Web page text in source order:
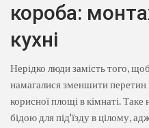
короба:
кухні
Нерідко люди замість того,
намагалися зменшити
корисної площі в кімнаті.
бідою для під'їзду в цілому,